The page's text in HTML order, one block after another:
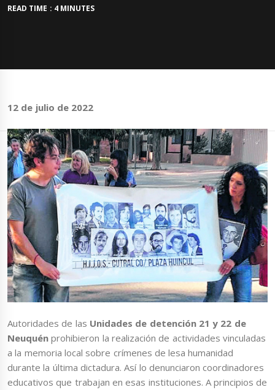
READ TIME : 4 MINUTES
12 de julio de 2022
Autoridades de las Unidades de detención 21 y 22 de
Neuquén prohibieron la realización de actividades vinculadas
a la memoria local sobre crímenes de lesa humanidad
durante la última dictadura. Así lo denunciaron coordinadores
educativos que trabajan en esas instituciones. A principios de